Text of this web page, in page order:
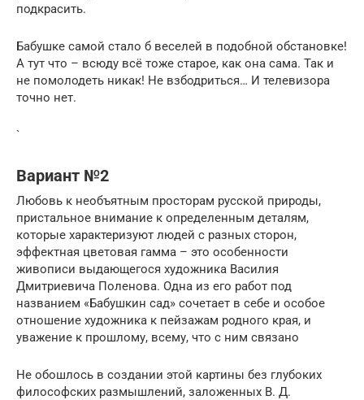
подкрасить.
Бабушке самой стало б веселей в подобной обстановке!
А тут что – всюду всё тоже старое, как она сама. Так и
не помолодеть никак! Не взбодриться… И телевизора
точно нет.
`
Вариант №2
Любовь к необъятным просторам русской природы,
пристальное внимание к определенным деталям,
которые характеризуют людей с разных сторон,
эффектная цветовая гамма – это особенности
живописи выдающегося художника Василия
Дмитриевича Поленова. Одна из его работ под
названием «Бабушкин сад» сочетает в себе и особое
отношение художника к пейзажам родного края, и
уважение к прошлому, всему, что с ним связано
Не обошлось в создании этой картины без глубоких
философских размышлений, заложенных В. Д.